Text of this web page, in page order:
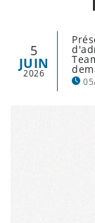
5
JUIN
2026